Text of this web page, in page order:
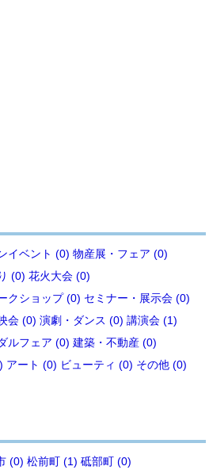
イベント (0) 物産展・フェア (0)
(0) 花火大会 (0)
クショップ (0) セミナー・展示会 (0)
会 (0) 演劇・ダンス (0) 講演会 (1)
ルフェア (0) 建築・不動産 (0)
アート (0) ビューティ (0) その他 (0)
(0) 松前町 (1) 砥部町 (0)